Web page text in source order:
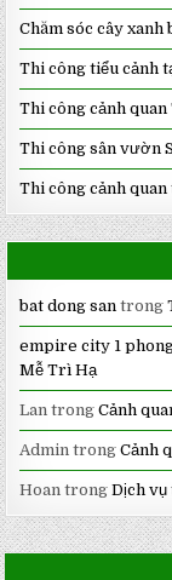
Chăm sóc cây
Thi công tiểu cảnh
Thi công cảnh
Thi công sân vườn
Thi công cảnh
bat dong san trong
empire city 1
Mễ Trì Hạ
Lan trongCảnh
Admin trongCảnh
Hoan trongDịch vụ